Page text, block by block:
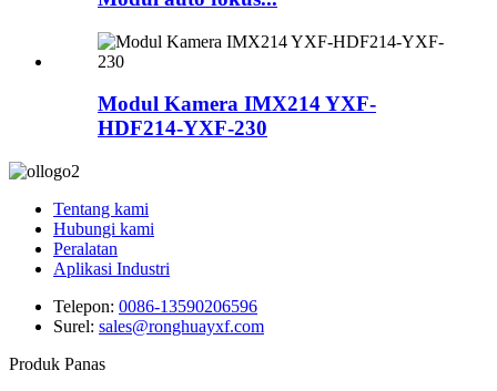
Modul Kamera IMX214 YXF-
HDF214-YXF-230
Tentang kami
Hubungi kami
Peralatan
Aplikasi Industri
Telepon: 0086-13590206596
Surel: sales@ronghuayxf.com
Produk Panas